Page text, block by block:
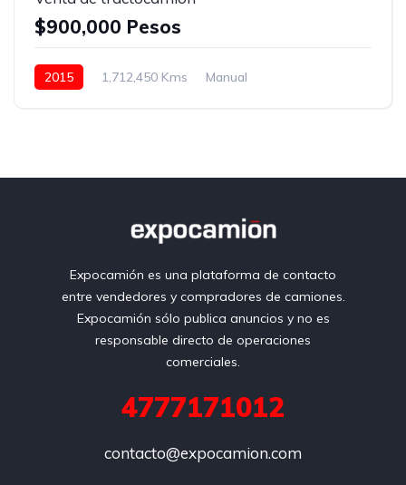
$900,000 Pesos
2015 1,712,450 Kms
Manual
Expocamión es una plataforma de contacto
entre vendedores y compradores de camiones.
Expocamión sólo publica anuncios y no es
responsable directo de operaciones
comerciales.
4777171012
contacto@expocamion.com